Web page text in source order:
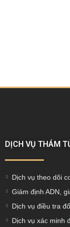
DỊCH VỤ THÁM
Dịch vụ theo dõi
Giám định ADN,
Dịch vụ điều tra
Dịch vụ xác minh